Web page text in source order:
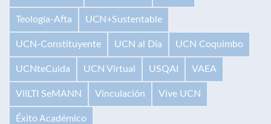
Teología-Afta UCN+Sustentable
UCN-Constituyente UCN al Día UCN Coquimbo
UCNteCuida UCN Virtual USQAI VAEA
VilLTI SeMANN Vinculación Vive UCN
Éxito Académico